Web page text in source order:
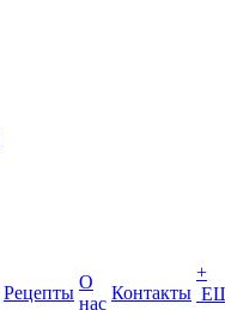
Рецепты
О
нас
Контакты
+